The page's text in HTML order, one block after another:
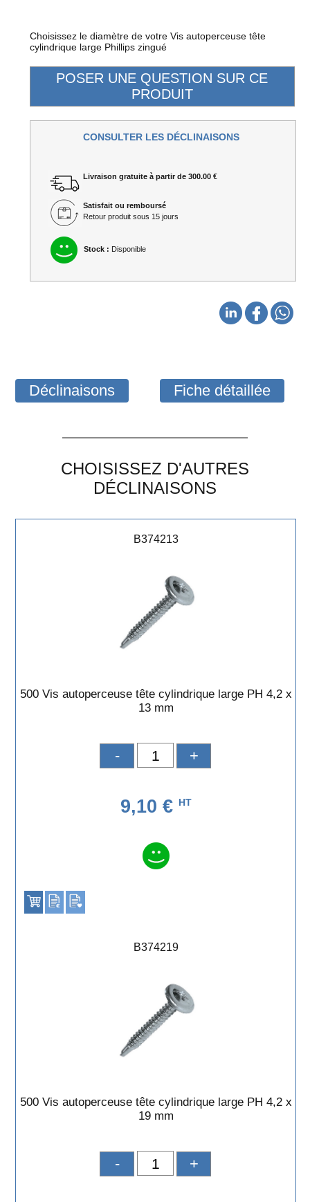
Choisissez le diamètre de votre Vis autoperceuse tête
cylindrique large Phillips zingué
CONSULTER LES DÉCLINAISONS
Livraison gratuite à partir de 300.00 €
Satisfait ou remboursé
Retour produit sous 15 jours
Stock : Disponible
Déclinaisons Fiche détaillée
CHOISISSEZ D'AUTRES
DÉCLINAISONS
B374213
500 Vis autoperceuse tête cylindrique large PH 4,2 x
13 mm
- +
9,10 € HT
B374219
500 Vis autoperceuse tête cylindrique large PH 4,2 x
19 mm
- +